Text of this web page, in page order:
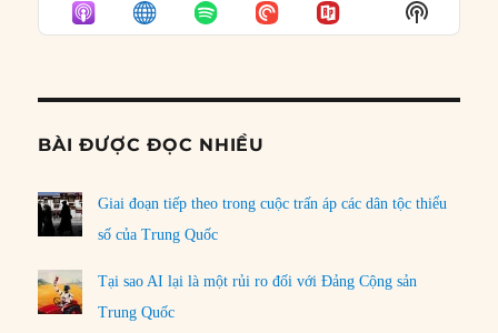
LIST
Show
Podcast
BÀI ĐƯỢC ĐỌC NHIỀU
Giai đoạn tiếp theo trong cuộc trấn áp các dân tộc thiểu
số của Trung Quốc
Tại sao AI lại là một rủi ro đối với Đảng Cộng sản
Trung Quốc